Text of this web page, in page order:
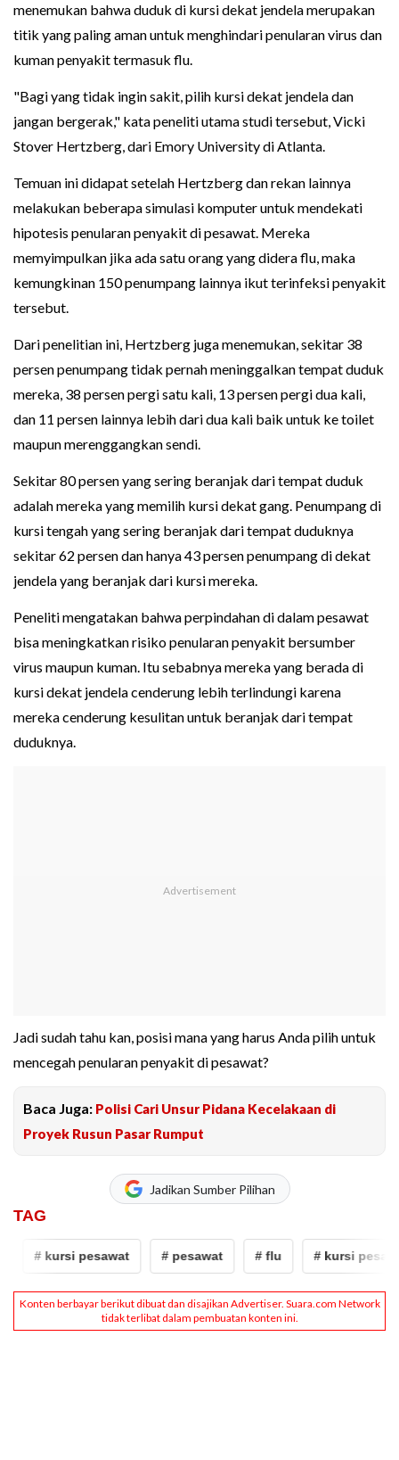
menemukan bahwa duduk di kursi dekat jendela merupakan
titik yang paling aman untuk menghindari penularan virus dan
kuman penyakit termasuk flu.
"Bagi yang tidak ingin sakit, pilih kursi dekat jendela dan
jangan bergerak," kata peneliti utama studi tersebut, Vicki
Stover Hertzberg, dari Emory University di Atlanta.
Temuan ini didapat setelah Hertzberg dan rekan lainnya
melakukan beberapa simulasi komputer untuk mendekati
hipotesis penularan penyakit di pesawat. Mereka
memyimpulkan jika ada satu orang yang didera flu, maka
kemungkinan 150 penumpang lainnya ikut terinfeksi penyakit
tersebut.
Dari penelitian ini, Hertzberg juga menemukan, sekitar 38
persen penumpang tidak pernah meninggalkan tempat duduk
mereka, 38 persen pergi satu kali, 13 persen pergi dua kali,
dan 11 persen lainnya lebih dari dua kali baik untuk ke toilet
maupun merenggangkan sendi.
Sekitar 80 persen yang sering beranjak dari tempat duduk
adalah mereka yang memilih kursi dekat gang. Penumpang di
kursi tengah yang sering beranjak dari tempat duduknya
sekitar 62 persen dan hanya 43 persen penumpang di dekat
jendela yang beranjak dari kursi mereka.
Peneliti mengatakan bahwa perpindahan di dalam pesawat
bisa meningkatkan risiko penularan penyakit bersumber
virus maupun kuman. Itu sebabnya mereka yang berada di
kursi dekat jendela cenderung lebih terlindungi karena
mereka cenderung kesulitan untuk beranjak dari tempat
duduknya.
Jadi sudah tahu kan, posisi mana yang harus Anda pilih untuk
mencegah penularan penyakit di pesawat?
Baca Juga: Polisi Cari Unsur Pidana Kecelakaan di
Proyek Rusun Pasar Rumput
Jadikan Sumber Pilihan
TAG
# kursi pesawat # pesawat # flu # kursi